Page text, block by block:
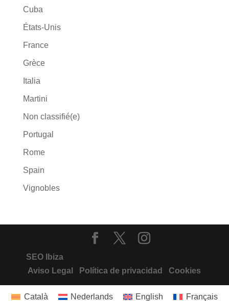
Cuba
États-Unis
France
Grèce
Italia
Martini
Non classifié(e)
Portugal
Rome
Spain
Vignobles
SEO Ibiza
Aviso Legal
Política de privacidad Cookies
Català Nederlands English Français